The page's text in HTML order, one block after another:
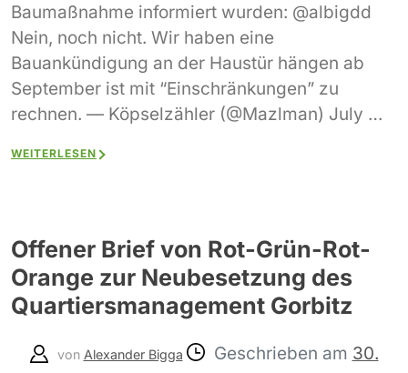
Baumaßnahme informiert wurden: @albigdd
Nein, noch nicht. Wir haben eine
Bauankündigung an der Haustür hängen ab
September ist mit “Einschränkungen” zu
rechnen. — Köpselzähler (@Mazlman) July …
WEITERLESEN
Offener Brief von Rot-Grün-Rot-
Orange zur Neubesetzung des
Quartiersmanagement Gorbitz
von Alexander Bigga Geschrieben am 30.